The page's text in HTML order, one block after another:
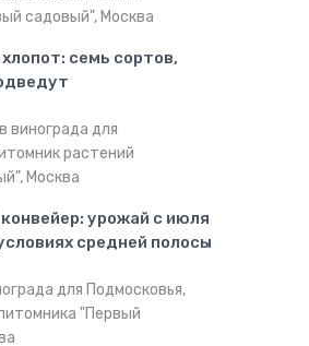
семь сортов,
урожай с июля
средней полосы